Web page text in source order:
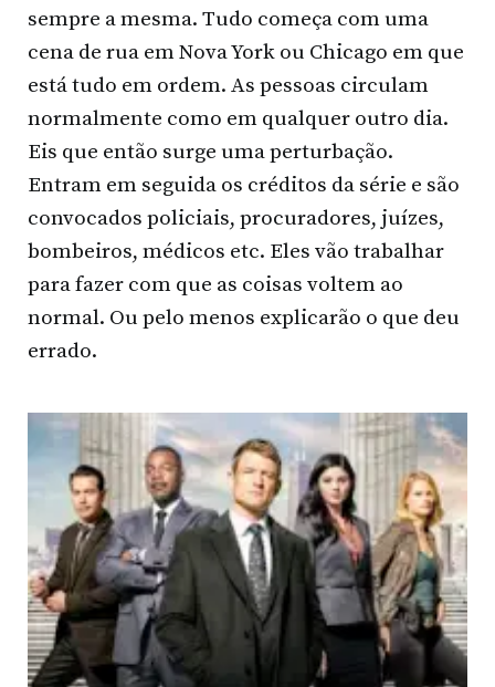
sempre a mesma. Tudo começa com uma
cena de rua em Nova York ou Chicago em que
está tudo em ordem. As pessoas circulam
normalmente como em qualquer outro dia.
Eis que então surge uma perturbação.
Entram em seguida os créditos da série e são
convocados policiais, procuradores, juízes,
bombeiros, médicos etc. Eles vão trabalhar
para fazer com que as coisas voltem ao
normal. Ou pelo menos explicarão o que deu
errado.